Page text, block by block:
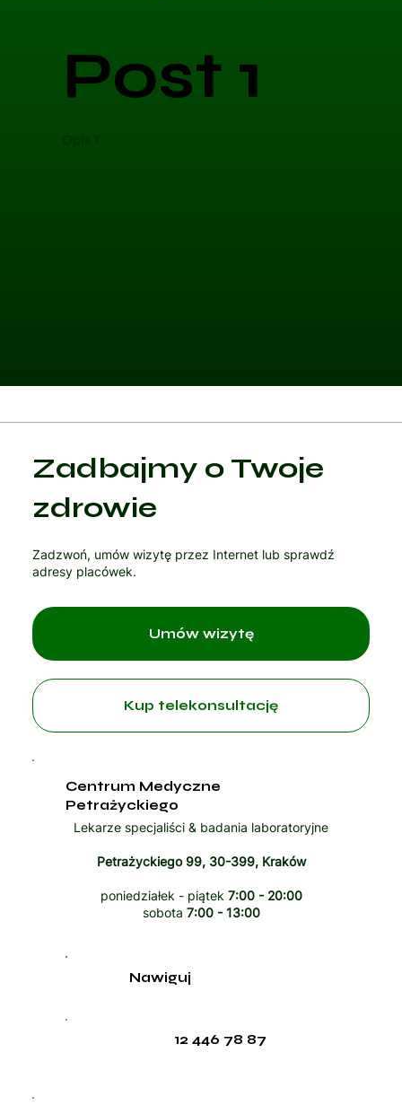
Post 1
Opis 1
Zadbajmy o Twoje
zdrowie
Zadzwoń, umów wizytę przez Internet lub sprawdź
adresy placówek.
Kup telekonsultację
Centrum Medyczne
Petrażyckiego
Lekarze specjaliści & badania laboratoryjne
Petrażyckiego 99, 30-399, Kraków
poniedziałek - piątek 7:00 - 20:00
sobota 7:00 - 13:00
12 446 78 87
Nawiguj
Umów wizytę